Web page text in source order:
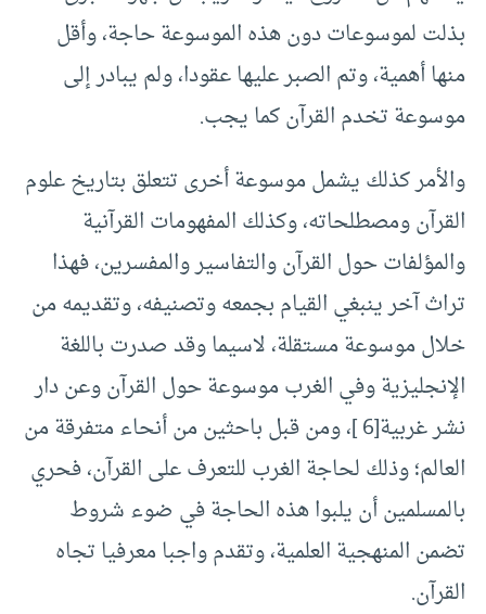
بذلت لموسوعات دون هذه الموسوعة حاجة، وأقل
منها أهمية، وتم الصبر عليها عقودا، ولم يبادر إلى
موسوعة تخدم القرآن كما يجب.
والأمر كذلك يشمل موسوعة أخرى تتعلق بتاريخ علوم
القرآن ومصطلحاته، وكذلك المفهومات القرآنية
والمؤلفات حول القرآن والتفاسير والمفسرين، فهذا
تراث آخر ينبغي القيام بجمعه وتصنيفه، وتقديمه من
خلال موسوعة مستقلة، لاسيما وقد صدرت باللغة
الإنجليزية وفي الغرب موسوعة حول القرآن وعن دار
نشر غربية[6 ]، ومن قبل باحثين من أنحاء متفرقة من
العالم؛ وذلك لحاجة الغرب للتعرف على القرآن، فحري
بالمسلمين أن يلبوا هذه الحاجة في ضوء شروط
تضمن المنهجية العلمية، وتقدم واجبا معرفيا تجاه
القرآن.